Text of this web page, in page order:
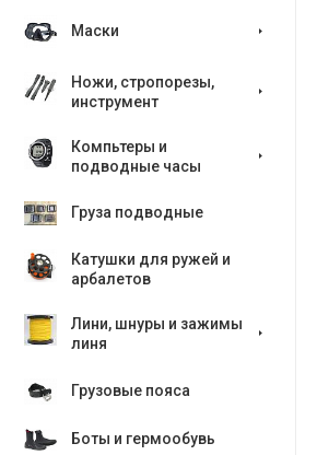
Маски
Ножи, стропорезы,
инструмент
Компьтеры и
подводные часы
Груза подводные
Катушки для ружей и
арбалетов
Лини, шнуры и зажимы
линя
Грузовые пояса
Боты и гермообувь